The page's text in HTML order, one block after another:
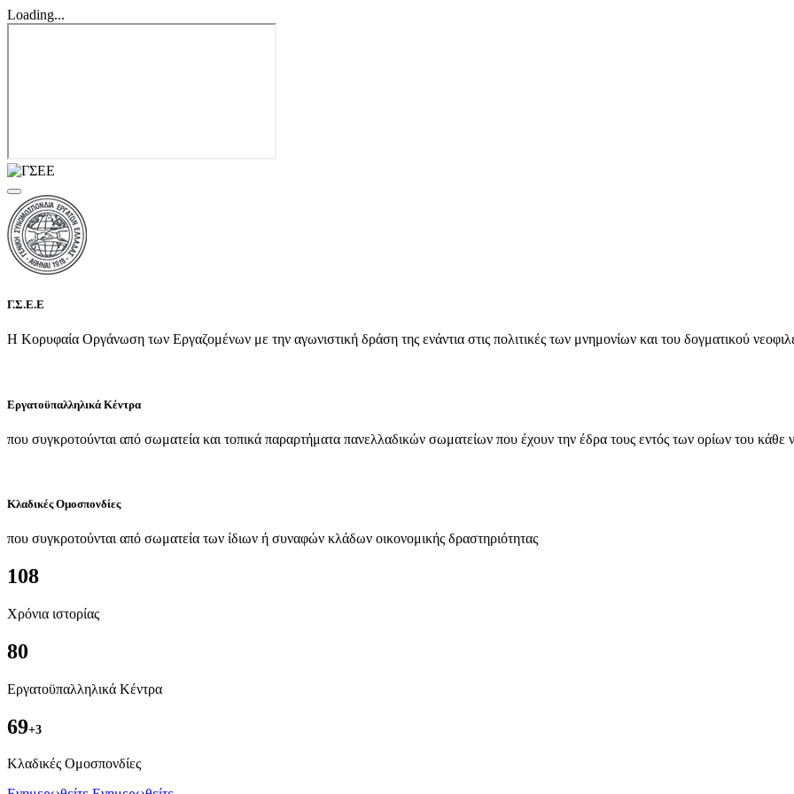
Loading...
Γ.Σ.Ε.Ε
Η Κορυφαία Οργάνωση των Εργαζομένων με την αγωνιστική δράση της ενάντια στις πολιτικές των μνημονίων και του δογματικού
Εργατοϋπαλληλικά Κέντρα
που συγκροτούνται από σωματεία και τοπικά παραρτήματα πανελλαδικών σωματείων που έχουν την έδρα τους εντός των ορίων του κάθε
Κλαδικές Ομοσπονδίες
που συγκροτούνται από σωματεία των ίδιων ή συναφών κλάδων οικονομικής δραστηριότητας
108
Χρόνια ιστορίας
80
Εργατοϋπαλληλικά Κέντρα
69+3
Kλαδικές Ομοσπονδίες